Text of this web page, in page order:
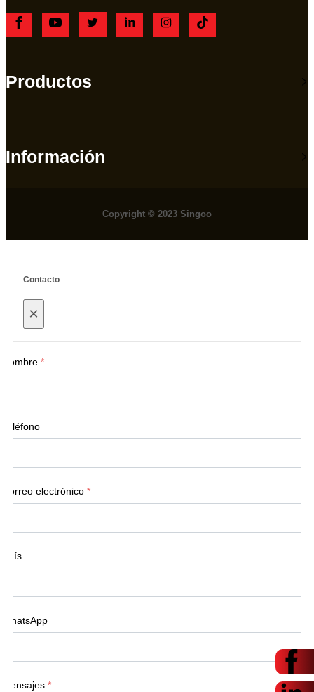
Productos
Información
Copyright © 2023 Singoo
Contacto
×
Nombre *
Teléfono
Correo electrónico *
País
WhatsApp
Mensajes *